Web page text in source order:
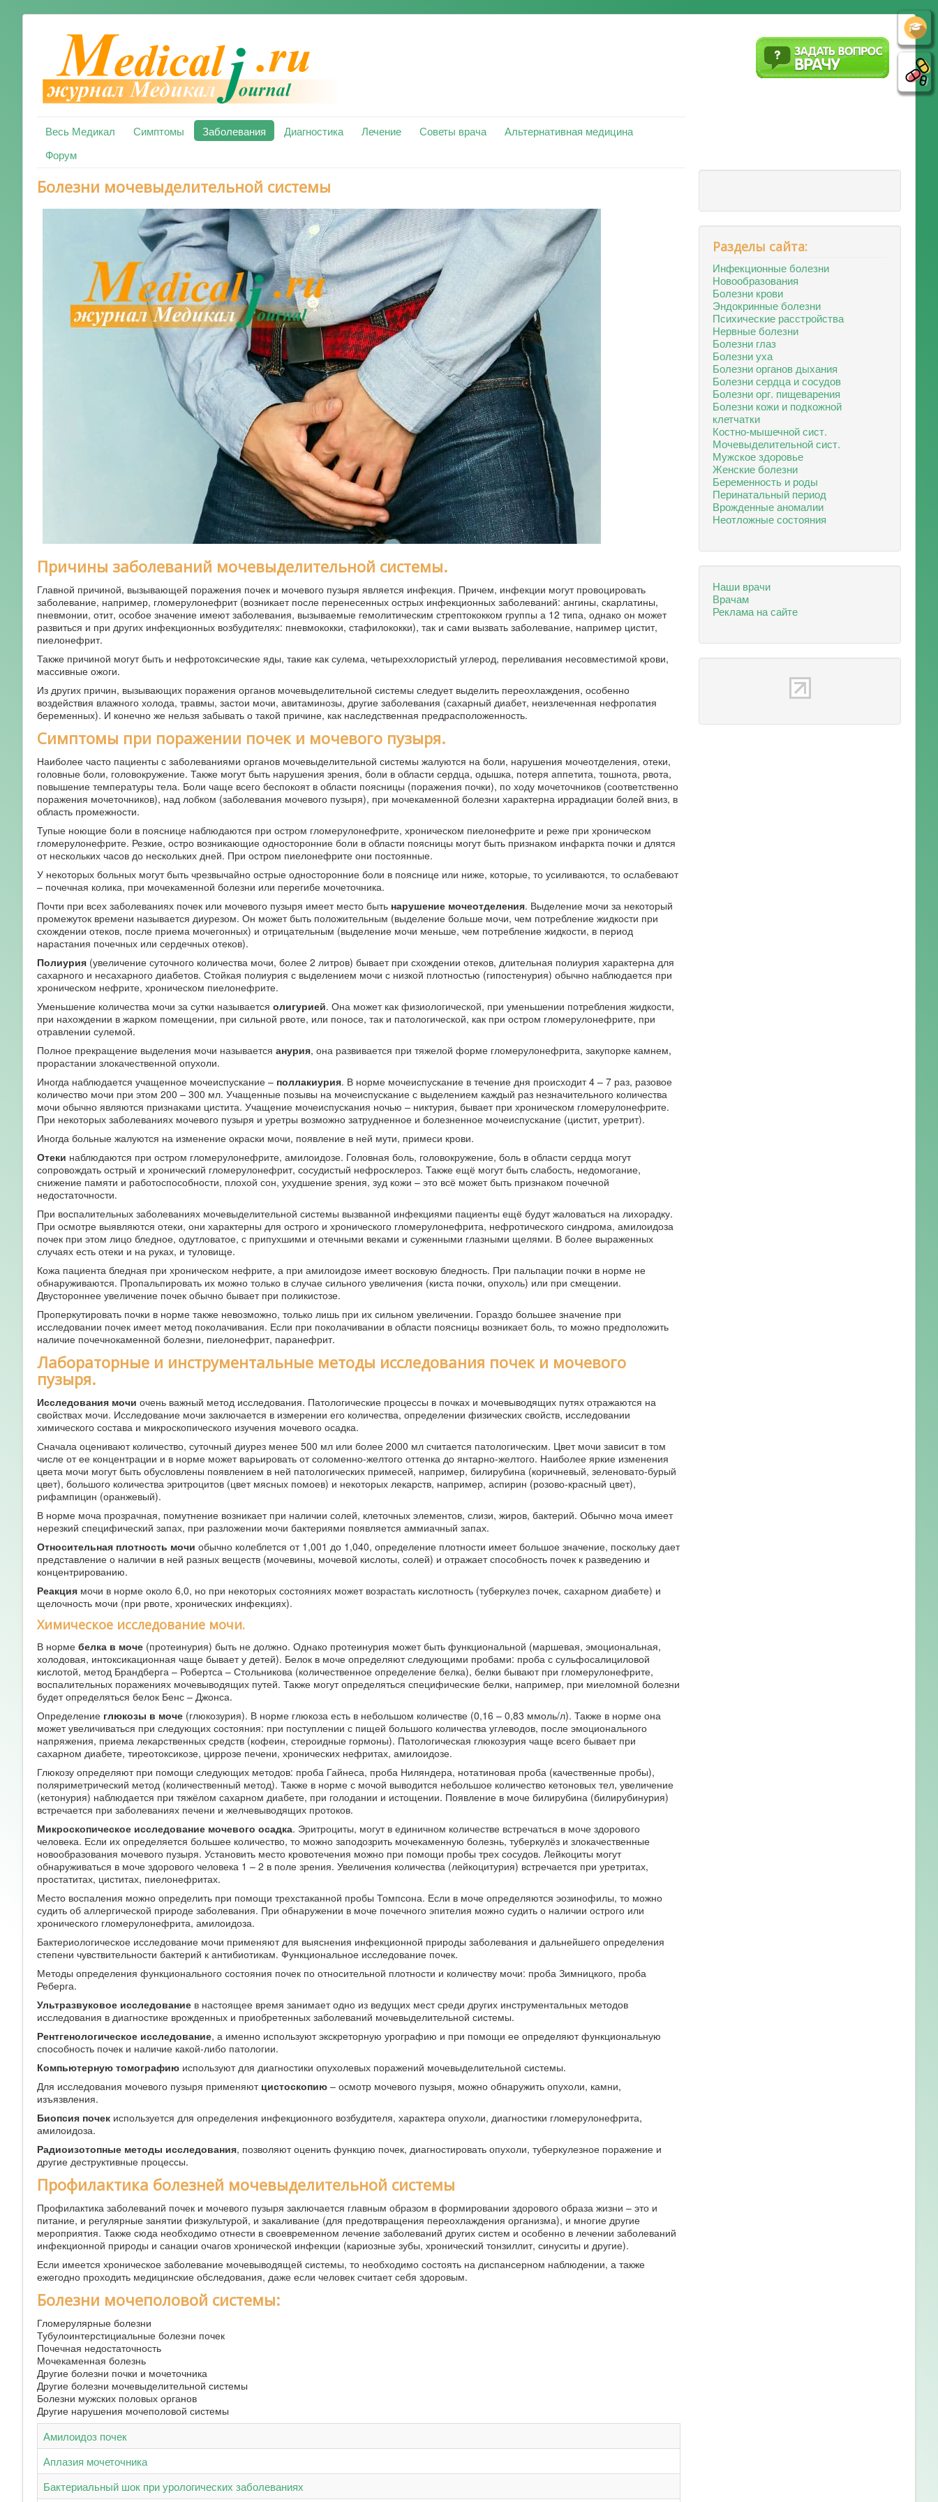
Весь Медикал Симптомы Заболевания Диагностика Лечение Советы врача
Альтернативная медицина
Форум
Болезни мочевыделительной системы
Причины заболеваний мочевыделительной системы.
Главной причиной, вызывающей поражения почек и мочевого пузыря является инфекция. Причем, инфекции могут провоцировать
заболевание, например, гломерулонефрит (возникает после перенесенных острых инфекционных заболеваний: ангины, скарлатины,
пневмонии, отит, особое значение имеют заболевания, вызываемые гемолитическим стрептококком группы а 12 типа, однако он может
развиться и при других инфекционных возбудителях: пневмококки, стафилококки), так и сами вызвать заболевание, например цистит,
пиелонефрит.
Также причиной могут быть и нефротоксические яды, такие как сулема, четыреххлористый углерод, переливания несовместимой крови,
массивные ожоги.
Из других причин, вызывающих поражения органов мочевыделительной системы следует выделить переохлаждения, особенно
воздействия влажного холода, травмы, застои мочи, авитаминозы, другие заболевания (сахарный диабет, неизлеченная нефропатия
беременных). И конечно же нельзя забывать о такой причине, как наследственная предрасположенность.
Симптомы при поражении почек и мочевого пузыря.
Наиболее часто пациенты с заболеваниями органов мочевыделительной системы жалуются на боли, нарушения мочеотделения, отеки,
головные боли, головокружение. Также могут быть нарушения зрения, боли в области сердца, одышка, потеря аппетита, тошнота, рвота,
повышение температуры тела. Боли чаще всего беспокоят в области поясницы (поражения почки), по ходу мочеточников (соответственно
поражения мочеточников), над лобком (заболевания мочевого пузыря), при мочекаменной болезни характерна иррадиации болей вниз, в
область промежности.
Тупые ноющие боли в пояснице наблюдаются при остром гломерулонефрите, хроническом пиелонефрите и реже при хроническом
гломерулонефрите. Резкие, остро возникающие односторонние боли в области поясницы могут быть признаком инфаркта почки и длятся
от нескольких часов до нескольких дней. При остром пиелонефрите они постоянные.
У некоторых больных могут быть чрезвычайно острые односторонние боли в пояснице или ниже, которые, то усиливаются, то ослабевают
– почечная колика, при мочекаменной болезни или перегибе мочеточника.
Почти при всех заболеваниях почек или мочевого пузыря имеет место быть нарушение мочеотделения. Выделение мочи за некоторый
промежуток времени называется диурезом. Он может быть положительным (выделение больше мочи, чем потребление жидкости при
схождении отеков, после приема мочегонных) и отрицательным (выделение мочи меньше, чем потребление жидкости, в период
нарастания почечных или сердечных отеков).
Полиурия(увеличение суточного количества мочи, более 2 литров) бывает при схождении отеков, длительная полиурия характерна для
сахарного и несахарного диабетов. Стойкая полиурия с выделением мочи с низкой плотностью (гипостенурия) обычно наблюдается при
хроническом нефрите, хроническом пиелонефрите.
Уменьшение количества мочи за сутки называется олигурией. Она может как физиологической, при уменьшении потребления жидкости,
при нахождении в жарком помещении, при сильной рвоте, или поносе, так и патологической, как при остром гломерулонефрите, при
отравлении сулемой.
Полное прекращение выделения мочи называется анурия, она развивается при тяжелой форме гломерулонефрита, закупорке камнем,
прорастании злокачественной опухоли.
Иногда наблюдается учащенное мочеиспускание – поллакиурия. В норме мочеиспускание в течение дня происходит 4 – 7 раз, разовое
количество мочи при этом 200 – 300 мл. Учащенные позывы на мочеиспускание с выделением каждый раз незначительного количества
мочи обычно являются признаками цистита. Учащение мочеиспускания ночью – никтурия, бывает при хроническом гломерулонефрите.
При некоторых заболеваниях мочевого пузыря и уретры возможно затрудненное и болезненное мочеиспускание (цистит, уретрит).
Иногда больные жалуются на изменение окраски мочи, появление в ней мути, примеси крови.
Отеки наблюдаются при остром гломерулонефрите, амилоидозе. Головная боль, головокружение, боль в области сердца могут
сопровождать острый и хронический гломерулонефрит, сосудистый нефросклероз. Также ещё могут быть слабость, недомогание,
снижение памяти и работоспособности, плохой сон, ухудшение зрения, зуд кожи – это всё может быть признаком почечной
недостаточности.
При воспалительных заболеваниях мочевыделительной системы вызванной инфекциями пациенты ещё будут жаловаться на лихорадку.
При осмотре выявляются отеки, они характерны для острого и хронического гломерулонефрита, нефротического синдрома, амилоидоза
почек при этом лицо бледное, одутловатое, с припухшими и отечными веками и суженными глазными щелями. В более выраженных
случаях есть отеки и на руках, и туловище.
Кожа пациента бледная при хроническом нефрите, а при амилоидозе имеет восковую бледность. При пальпации почки в норме не
обнаруживаются. Пропальпировать их можно только в случае сильного увеличения (киста почки, опухоль) или при смещении.
Двустороннее увеличение почек обычно бывает при поликистозе.
Проперкутировать почки в норме также невозможно, только лишь при их сильном увеличении. Гораздо большее значение при
исследовании почек имеет метод поколачивания. Если при поколачивании в области поясницы возникает боль, то можно предположить
наличие почечнокаменной болезни, пиелонефрит, паранефрит.
Лабораторные и инструментальные методы исследования почек и мочевого
пузыря.
Исследования мочи очень важный метод исследования. Патологические процессы в почках и мочевыводящих путях отражаются на
свойствах мочи. Исследование мочи заключается в измерении его количества, определении физических свойств, исследовании
химического состава и микроскопического изучения мочевого осадка.
Сначала оценивают количество, суточный диурез менее 500 мл или более 2000 мл считается патологическим. Цвет мочи зависит в том
числе от ее концентрации и в норме может варьировать от соломенно-желтого оттенка до янтарно-желтого. Наиболее яркие изменения
цвета мочи могут быть обусловлены появлением в ней патологических примесей, например, билирубина (коричневый, зеленовато-бурый
цвет), большого количества эритроцитов (цвет мясных помоев) и некоторых лекарств, например, аспирин (розово-красный цвет),
рифампицин (оранжевый).
В норме моча прозрачная, помутнение возникает при наличии солей, клеточных элементов, слизи, жиров, бактерий. Обычно моча имеет
нерезкий специфический запах, при разложении мочи бактериями появляется аммиачный запах.
Относительная плотность мочи обычно колеблется от 1,001 до 1,040, определение плотности имеет большое значение, поскольку дает
представление о наличии в ней разных веществ (мочевины, мочевой кислоты, солей) и отражает способность почек к разведению и
концентрированию.
Реакциямочи в норме около 6,0, но при некоторых состояниях может возрастать кислотность (туберкулез почек, сахарном диабете) и
щелочность мочи (при рвоте, хронических инфекциях).
Химическое исследование мочи.
В норме белка в моче(протеинурия) быть не должно. Однако протеинурия может быть функциональной (маршевая, эмоциональная,
холодовая, интоксикационная чаще бывает у детей). Белок в моче определяют следующими пробами: проба с сульфосалициловой
кислотой, метод Брандберга – Робертса – Стольникова (количественное определение белка), белки бывают при гломерулонефрите,
воспалительных поражениях мочевыводящих путей. Также могут определяться специфические белки, например, при миеломной болезни
будет определяться белок Бенс – Джонса.
Определение глюкозы в моче(глюкозурия). В норме глюкоза есть в небольшом количестве (0,16 – 0,83 ммоль/л). Также в норме она
может увеличиваться при следующих состояния: при поступлении с пищей большого количества углеводов, после эмоционального
напряжения, приема лекарственных средств (кофеин, стероидные гормоны). Патологическая глюкозурия чаще всего бывает при
сахарном диабете, тиреотоксикозе, циррозе печени, хронических нефритах, амилоидозе.
Глюкозу определяют при помощи следующих методов: проба Гайнеса, проба Ниляндера, нотатиновая проба (качественные пробы),
поляриметрический метод (количественный метод). Также в норме с мочой выводится небольшое количество кетоновых тел, увеличение
(кетонурия) наблюдается при тяжёлом сахарном диабете, при голодании и истощении. Появление в моче билирубина (билирубинурия)
встречается при заболеваниях печени и желчевыводящих протоков.
Микроскопическое исследование мочевого осадка. Эритроциты, могут в единичном количестве встречаться в моче здорового
человека. Если их определяется большее количество, то можно заподозрить мочекаменную болезнь, туберкулёз и злокачественные
новообразования мочевого пузыря. Установить место кровотечения можно при помощи пробы трех сосудов. Лейкоциты могут
обнаруживаться в моче здорового человека 1 – 2 в поле зрения. Увеличения количества (лейкоцитурия) встречается при уретритах,
простатитах, циститах, пиелонефритах.
Место воспаления можно определить при помощи трехстаканной пробы Томпсона. Если в моче определяются эозинофилы, то можно
судить об аллергической природе заболевания. При обнаружении в моче почечного эпителия можно судить о наличии острого или
хронического гломерулонефрита, амилоидоза.
Бактериологическое исследование мочи применяют для выяснения инфекционной природы заболевания и дальнейшего определения
степени чувствительности бактерий к антибиотикам. Функциональное исследование почек.
Методы определения функционального состояния почек по относительной плотности и количеству мочи: проба Зимницкого, проба
Реберга.
Ультразвуковое исследованиев настоящее время занимает одно из ведущих мест среди других инструментальных методов
исследования в диагностике врожденных и приобретенных заболеваний мочевыделительной системы.
Рентгенологическое исследование, а именно используют экскреторную урографию и при помощи ее определяют функциональную
способность почек и наличие какой-либо патологии.
Компьютерную томографиюиспользуют для диагностики опухолевых поражений мочевыделительной системы.
Для исследования мочевого пузыря применяют цистоскопию– осмотр мочевого пузыря, можно обнаружить опухоли, камни,
изъязвления.
Биопсия почекиспользуется для определения инфекционного возбудителя, характера опухоли, диагностики гломерулонефрита,
амилоидоза.
Радиоизотопные методы исследования, позволяют оценить функцию почек, диагностировать опухоли, туберкулезное поражение и
другие деструктивные процессы.
Профилактика болезней мочевыделительной системы
Профилактика заболеваний почек и мочевого пузыря заключается главным образом в формировании здорового образа жизни – это и
питание, и регулярные занятии физкультурой, и закаливание (для предотвращения переохлаждения организма), и многие другие
мероприятия. Также сюда необходимо отнести в своевременном лечение заболеваний других систем и особенно в лечении заболеваний
инфекционной природы и санации очагов хронической инфекции (кариозные зубы, хронический тонзиллит, синуситы и другие).
Если имеется хроническое заболевание мочевыводящей системы, то необходимо состоять на диспансерном наблюдении, а также
ежегодно проходить медицинские обследования, даже если человек считает себя здоровым.
Болезни мочеполовой системы:
Гломерулярные болезни
Тубулоинтерстициальные болезни почек
Почечная недостаточность
Мочекаменная болезнь
Другие болезни почки и мочеточника
Другие болезни мочевыделительной системы
Болезни мужских половых органов
Другие нарушения мочеполовой системы
Амилоидоз почек
Аплазия мочеточника
Бактериальный шок при урологических заболеваниях
Разделы сайта:
Инфекционные болезни
Новообразования
Болезни крови
Эндокринные болезни
Психические расстройства
Нервные болезни
Болезни глаз
Болезни уха
Болезни органов дыхания
Болезни сердца и сосудов
Болезни орг. пищеварения
Болезни кожи и подкожной
клетчатки
Костно-мышечной сист.
Мочевыделительной сист.
Мужское здоровье
Женские болезни
Беременность и роды
Перинатальный период
Врожденные аномалии
Неотложные состояния
Наши врачи
Врачам
Реклама на сайте